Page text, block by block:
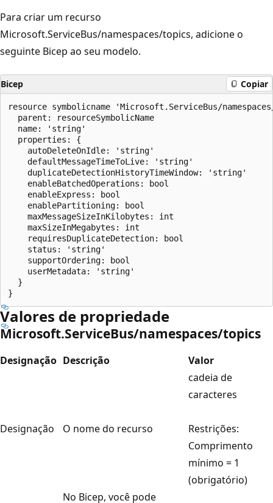
Para criar um recurso
Microsoft.ServiceBus/namespaces/topics, adicione o
seguinte Bicep ao seu modelo.
Bicep Copiar
resource symbolicname 'Microsoft.ServiceBus/
  parent: resourceSymbolicName
  name: 'string'
  properties: {
    autoDeleteOnIdle: 'string'
    defaultMessageTimeToLive: 'string'
    duplicateDetectionHistoryTimeWindow: 'string'
    enableBatchedOperations: bool
    enableExpress: bool
    enablePartitioning: bool
    maxMessageSizeInKilobytes: int
    maxSizeInMegabytes: int
    requiresDuplicateDetection: bool
    status: 'string'
    supportOrdering: bool
    userMetadata: 'string'
  }
Valores de propriedade
Microsoft.ServiceBus/namespaces/topics
Designação Descrição Valor
Designação O nome do recurso
cadeia de
caracteres
Restrições:
Comprimento
mínimo = 1
(obrigatório)
No Bicep, você pode